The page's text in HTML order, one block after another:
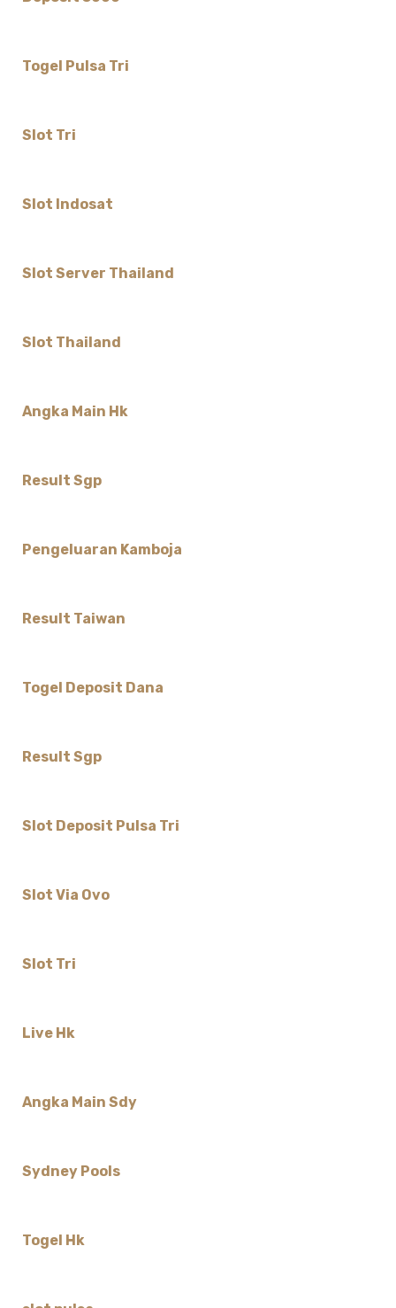
Togel Pulsa Tri
Slot Tri
Slot Indosat
Slot Server Thailand
Slot Thailand
Angka Main Hk
Result Sgp
Pengeluaran Kamboja
Result Taiwan
Togel Deposit Dana
Result Sgp
Slot Deposit Pulsa Tri
Slot Via Ovo
Slot Tri
Live Hk
Angka Main Sdy
Sydney Pools
Togel Hk